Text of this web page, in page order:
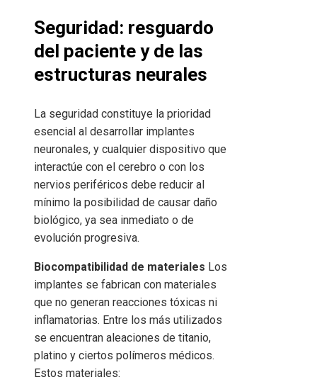
Seguridad: resguardo
del paciente y de las
estructuras neurales
La seguridad constituye la prioridad
esencial al desarrollar implantes
neuronales, y cualquier dispositivo que
interactúe con el cerebro o con los
nervios periféricos debe reducir al
mínimo la posibilidad de causar daño
biológico, ya sea inmediato o de
evolución progresiva.
Biocompatibilidad de materiales Los
implantes se fabrican con materiales
que no generan reacciones tóxicas ni
inflamatorias. Entre los más utilizados
se encuentran aleaciones de titanio,
platino y ciertos polímeros médicos.
Estos materiales: